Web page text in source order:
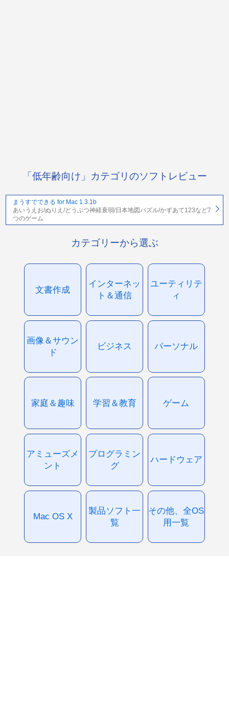
「低年齢向け」カテゴリのソフトレビュー
まうすでできる for Mac 1.3.1b
あいうえお/ぬりえ/どうぶつ神経衰弱/日本地図パズル/かずあて123など7
つのゲーム
カテゴリーから選ぶ
文書作成
インターネッ
ト＆通信
ユーティリテ
ィ
画像＆サウン
ド
ビジネス パーソナル
家庭＆趣味 学習＆教育 ゲーム
アミューズメ
ント
プログラミン
グ
ハードウェア
Mac OS X
製品ソフト一
覧
その他、全OS
用一覧